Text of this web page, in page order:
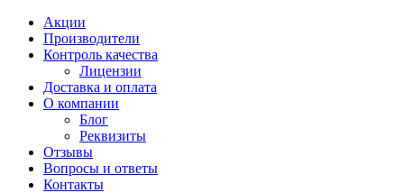
Акции
Производители
Контроль качества
Лицензии
Доставка и оплата
О компании
Блог
Реквизиты
Отзывы
Вопросы и ответы
Контакты